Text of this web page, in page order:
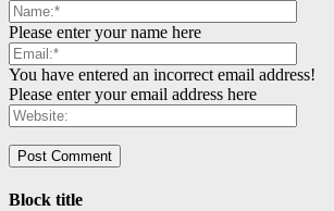
Please enter your name here
You have entered an incorrect email address!
Please enter your email address here
Block title